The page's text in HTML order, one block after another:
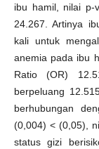
ibu hamil, nilai p-
24.267. Artinya
kali untuk
anemia pada ibu
Ratio (OR)
berpeluang
berhubungan
(0,004) < (0,05),
status gizi